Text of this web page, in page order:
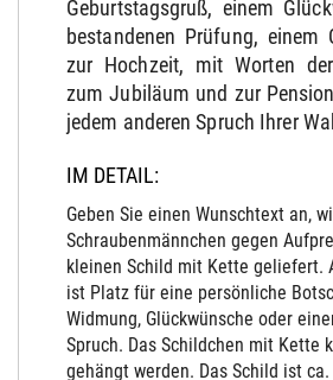
Geburtstagsgruß, einem
bestandenen Prüfung, einem
zur Hochzeit, mit Worten
zum Jubiläum und zur
jedem anderen Spruch Ihrer
IM DETAIL:
Geben Sie einen Wunschtext an,
Schraubenmännchen gegen
kleinen Schild mit Kette geliefert.
ist Platz für eine persönliche
Widmung, Glückwünsche oder
Spruch. Das Schildchen mit Kette
gehängt werden. Das Schild ist